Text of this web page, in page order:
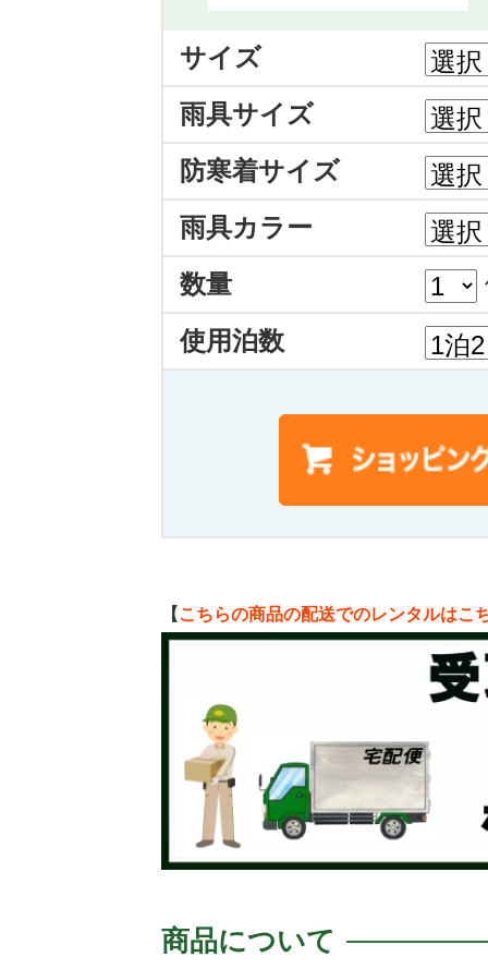
サイズ
雨具サイズ
防寒着サイズ
雨具カラー
数量
使用泊数
【こちらの商品の配送でのレンタルはこ
商品について